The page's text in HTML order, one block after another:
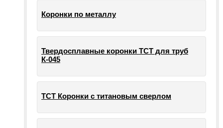
Коронки по металлу
Твердосплавные коронки ТСТ для труб
К-045
ТСТ Коронки с титановым сверлом